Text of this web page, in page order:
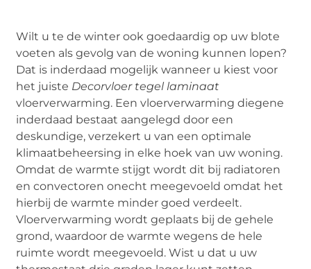
Wilt u te de winter ook goedaardig op uw blote
voeten als gevolg van de woning kunnen lopen?
Dat is inderdaad mogelijk wanneer u kiest voor
het juiste Decorvloer tegel laminaat
vloerverwarming. Een vloerverwarming diegene
inderdaad bestaat aangelegd door een
deskundige, verzekert u van een optimale
klimaatbeheersing in elke hoek van uw woning.
Omdat de warmte stijgt wordt dit bij radiatoren
en convectoren onecht meegevoeld omdat het
hierbij de warmte minder goed verdeelt.
Vloerverwarming wordt geplaats bij de gehele
grond, waardoor de warmte wegens de hele
ruimte wordt meegevoeld. Wist u dat u uw